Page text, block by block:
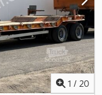
mintázat, jobb
51 600 kg Kihúzható
információkért:
1 / 20